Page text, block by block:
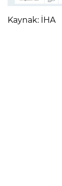
Kaynak: İHA